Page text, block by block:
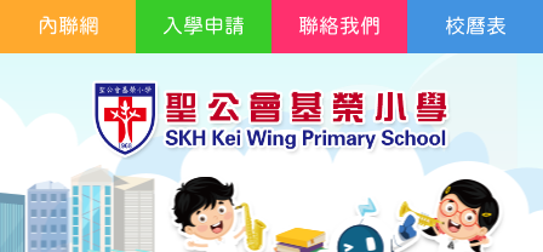
校曆表
內聯網 入學申請 聯絡我們